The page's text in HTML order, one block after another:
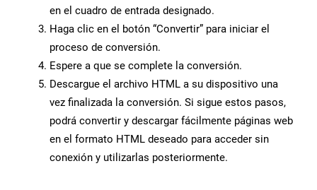
en el cuadro de entrada designado.
Haga clic en el botón “Convertir” para iniciar el
proceso de conversión.
Espere a que se complete la conversión.
Descargue el archivo HTML a su dispositivo una
vez finalizada la conversión. Si sigue estos pasos,
podrá convertir y descargar fácilmente páginas web
en el formato HTML deseado para acceder sin
conexión y utilizarlas posteriormente.